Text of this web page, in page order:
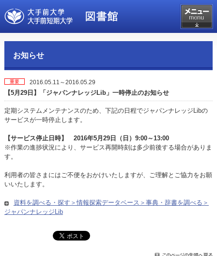
お知らせ
重要 2016.05.11～2016.05.29
【5月29日】「ジャパンナレッジLib」一時停止のお知らせ
定期システムメンテナンスのため、下記の日程でジャパンナレッジLibの
サービスが一時停止します。
【サービス停止日時】 2016年5月29日（日）9:00～13:00
※作業の進捗状況により、サービス再開時刻は多少前後する場合がありま
す。
利用者の皆さまにはご不便をおかけいたしますが、ご理解とご協力をお願
いいたします。
資料を調べる・探す＞情報探索データベース＞事典・辞書を調べる＞
ジャパンナレッジLib